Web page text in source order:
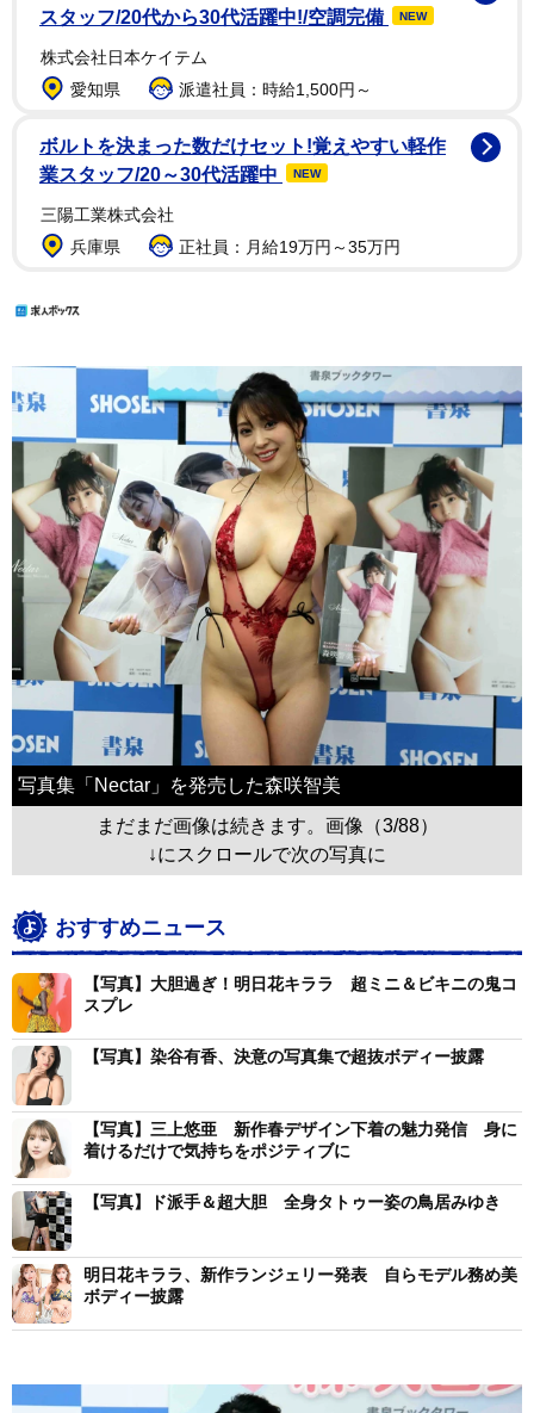
スタッフ/20代から30代活躍中!/空調完備
NEW
株式会社日本ケイテム
愛知県
派遣社員：時給1,500円～
ボルトを決まった数だけセット!覚えやすい軽作
業スタッフ/20～30代活躍中
NEW
三陽工業株式会社
兵庫県
正社員：月給19万円～35万円
写真集「Nectar」を発売した森咲智美
まだまだ画像は続きます。画像（3/88）
↓にスクロールで次の写真に
おすすめニュース
【写真】大胆過ぎ！明日花キララ 超ミニ＆ビキニの鬼コ
スプレ
【写真】染谷有香、決意の写真集で超抜ボディー披露
【写真】三上悠亜 新作春デザイン下着の魅力発信 身に
着けるだけで気持ちをポジティブに
【写真】ド派手＆超大胆 全身タトゥー姿の鳥居みゆき
明日花キララ、新作ランジェリー発表 自らモデル務め美
ボディー披露